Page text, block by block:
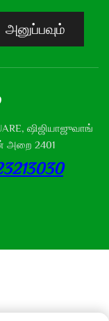
அனுப்பவும்
ஷிஜியாஜுவாங்
அறை 2401